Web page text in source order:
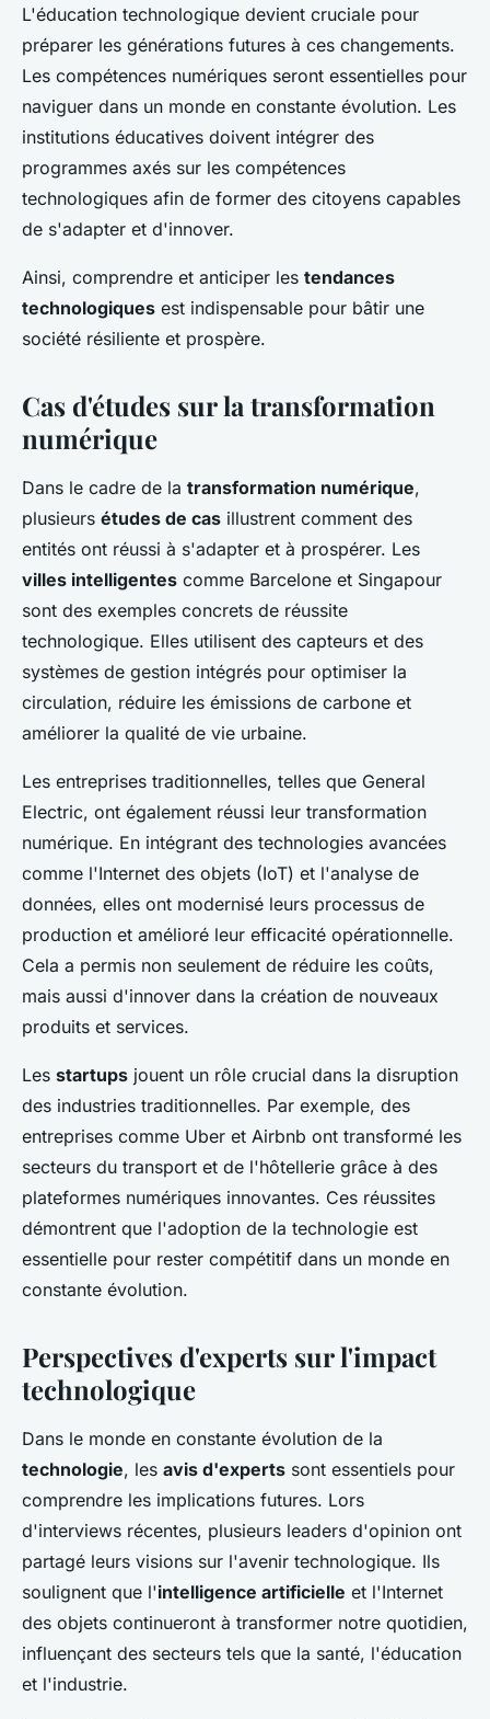
L'éducation technologique devient cruciale pour
préparer les générations futures à ces changements.
Les compétences numériques seront essentielles pour
naviguer dans un monde en constante évolution. Les
institutions éducatives doivent intégrer des
programmes axés sur les compétences
technologiques afin de former des citoyens capables
de s'adapter et d'innover.
Ainsi, comprendre et anticiper les tendances
technologiques est indispensable pour bâtir une
société résiliente et prospère.
Cas d'études sur la transformation
numérique
Dans le cadre de la transformation numérique,
plusieurs études de cas illustrent comment des
entités ont réussi à s'adapter et à prospérer. Les
villes intelligentes comme Barcelone et Singapour
sont des exemples concrets de réussite
technologique. Elles utilisent des capteurs et des
systèmes de gestion intégrés pour optimiser la
circulation, réduire les émissions de carbone et
améliorer la qualité de vie urbaine.
Les entreprises traditionnelles, telles que General
Electric, ont également réussi leur transformation
numérique. En intégrant des technologies avancées
comme l'Internet des objets (IoT) et l'analyse de
données, elles ont modernisé leurs processus de
production et amélioré leur efficacité opérationnelle.
Cela a permis non seulement de réduire les coûts,
mais aussi d'innover dans la création de nouveaux
produits et services.
Les startups jouent un rôle crucial dans la disruption
des industries traditionnelles. Par exemple, des
entreprises comme Uber et Airbnb ont transformé les
secteurs du transport et de l'hôtellerie grâce à des
plateformes numériques innovantes. Ces réussites
démontrent que l'adoption de la technologie est
essentielle pour rester compétitif dans un monde en
constante évolution.
Perspectives d'experts sur l'impact
technologique
Dans le monde en constante évolution de la
technologie, les avis d'experts sont essentiels pour
comprendre les implications futures. Lors
d'interviews récentes, plusieurs leaders d'opinion ont
partagé leurs visions sur l'avenir technologique. Ils
soulignent que l'intelligence artificielle et l'Internet
des objets continueront à transformer notre quotidien,
influençant des secteurs tels que la santé, l'éducation
et l'industrie.